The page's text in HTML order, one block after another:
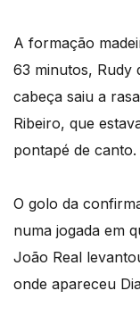
A formação
63 minutos, Rudy
cabeça saiu a
Ribeiro, que
pontapé de canto.
O golo da
numa jogada em
João Real
onde apareceu